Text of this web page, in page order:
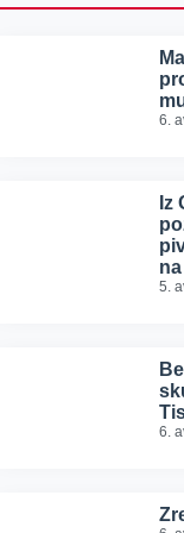
6.
Iz
5.
6.